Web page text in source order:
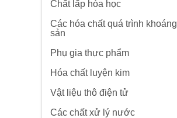
Chất lấp hóa học
Các hóa chất quá trình khoáng
sản
Phụ gia thực phẩm
Hóa chất luyện kim
Vật liệu thô điện tử
Các chất xử lý nước